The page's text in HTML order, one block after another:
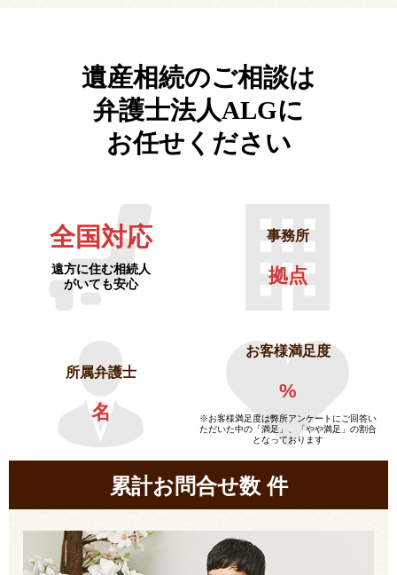
遺産相続のご相談は
弁護士法人ALGに
お任せください
全国対応
遠方に住む相続人
がいても安心
事務所
拠点
所属弁護士
名
お客様満足度
%
※お客様満足度は弊所アンケートにご回答い
ただいた中の「満足」、「やや満足」の割合
となっております
累計お問合せ数件